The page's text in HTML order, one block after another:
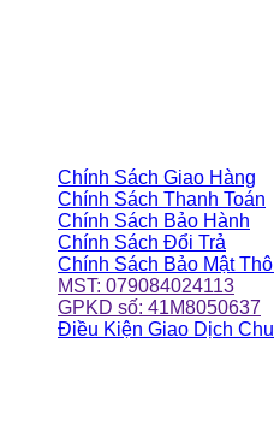
Chính Sách Giao Hàng
Chính Sách Thanh Toán
Chính Sách Bảo Hành
Chính Sách Đổi Trả
Chính Sách Bảo Mật
MST: 079084024113
GPKD số: 41M8050637
Điều Kiện Giao Dịch